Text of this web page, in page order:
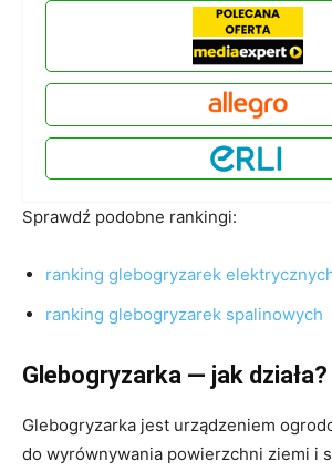
Sprawdź podobne rankingi:
ranking glebogryzarek
ranking glebogryzarek spalinowych
Glebogryzarka — jak działa?
Glebogryzarka jest urządzeniem
do wyrównywania powierzchni ziemi i